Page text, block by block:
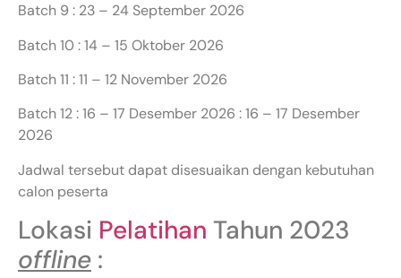
Batch 9 : 23 – 24 September 2026
Batch 10 : 14 – 15 Oktober 2026
Batch 11 : 11 – 12 November 2026
Batch 12 : 16 – 17 Desember 2026 : 16 – 17 Desember
2026
Jadwal tersebut dapat disesuaikan dengan kebutuhan
calon peserta
Lokasi Pelatihan Tahun 2023
offline :